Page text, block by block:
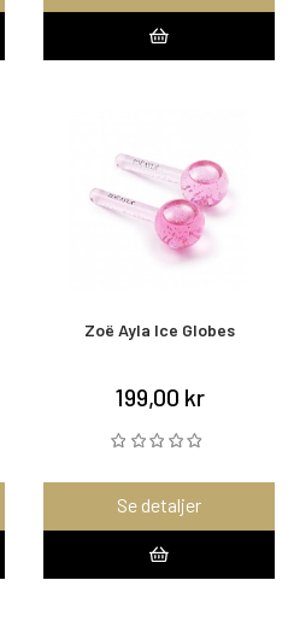
Zoë Ayla Ice Globes
199,00 kr
Se detaljer